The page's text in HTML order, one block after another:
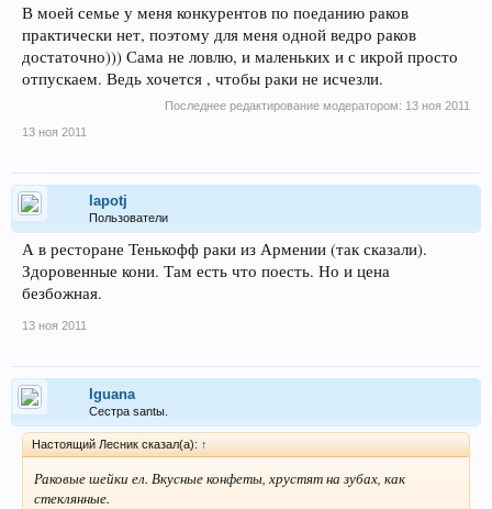
В моей семье у меня конкурентов по поеданию раков
практически нет, поэтому для меня одной ведро раков
достаточно))) Сама не ловлю, и маленьких и с икрой просто
отпускаем. Ведь хочется , чтобы раки не исчезли.
Последнее редактирование модератором: 13 ноя 2011
13 ноя 2011
lapotj
Пользователи
А в ресторане Тенькофф раки из Армении (так сказали).
Здоровенные кони. Там есть что поесть. Но и цена
безбожная.
13 ноя 2011
Iguana
Сестра santы.
Настоящий Лесник сказал(а): ↑
Раковые шейки ел. Вкусные конфеты, хрустят на зубах, как
стеклянные.